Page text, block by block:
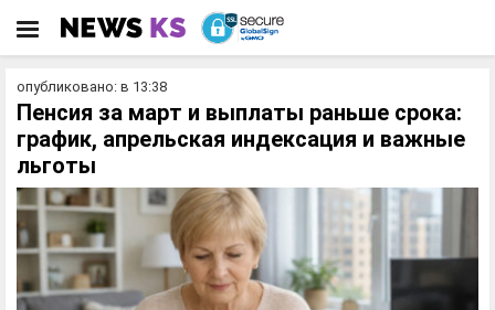
опубликовано: в 13:38
Пенсия за март и выплаты раньше срока:
график, апрельская индексация и важные
льготы